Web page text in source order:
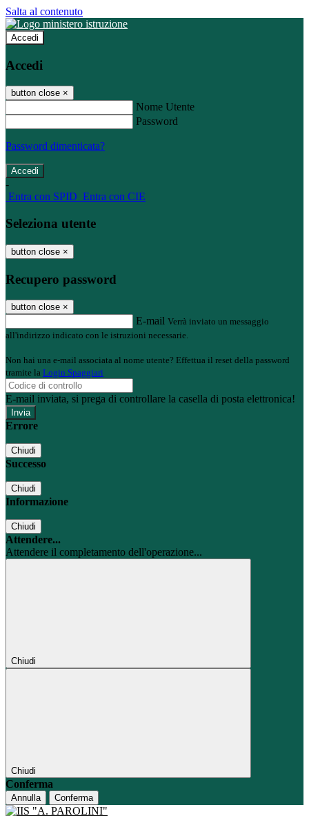
Salta al contenuto
Accedi
Accedi
button close ×
Nome Utente
Password
Password dimenticata?
-
Entra con SPID Entra con CIE
Seleziona utente
button close ×
Recupero password
button close ×
E-mail Verrà inviato un messaggio
all'indirizzo indicato con le istruzioni necessarie.
Non hai una e-mail associata al nome utente? Effettua il reset della password
tramite la Login Spaggiari
E-mail inviata, si prega di controllare la casella di posta elettronica!
Errore
Chiudi
Successo
Chiudi
Informazione
Chiudi
Attendere...
Attendere il completamento dell'operazione...
Chiudi
Chiudi
Conferma
Annulla Conferma